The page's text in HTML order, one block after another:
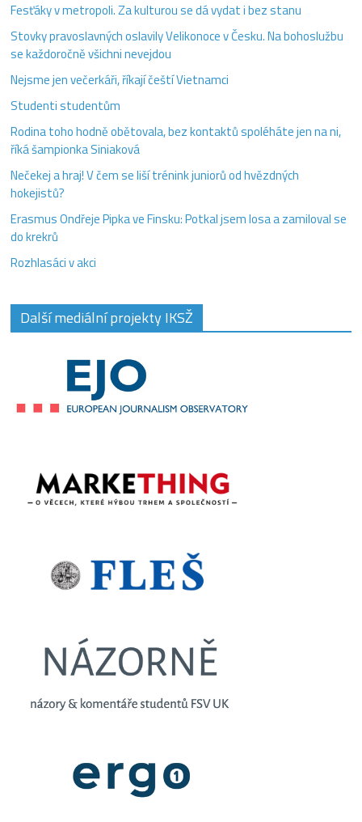
Fesťáky v metropoli. Za kulturou se dá vydat i bez stanu
Stovky pravoslavných oslavily Velikonoce v Česku. Na bohoslužbu
se každoročně všichni nevejdou
Nejsme jen večerkáři, říkají čeští Vietnamci
Studenti studentům
Rodina toho hodně obětovala, bez kontaktů spoléháte jen na ni,
říká šampionka Siniaková
Nečekej a hraj! V čem se liší trénink juniorů od hvězdných
hokejistů?
Erasmus Ondřeje Pipka ve Finsku: Potkal jsem losa a zamiloval se
do krekrů
Rozhlasáci v akci
Další mediální projekty IKSŽ